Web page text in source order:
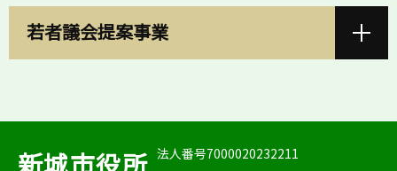
若者議会提案事業
法人番号7000020232211